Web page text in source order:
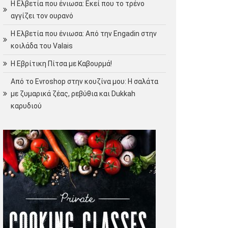
Η Ελβετία που ένιωσα: Εκεί που το τρένο
αγγίζει τον ουρανό
Η Ελβετία που ένιωσα: Από την Engadin στην
κοιλάδα του Valais
Η Εβρίτικη Πίτσα με Καβουρμά!
Από το Evroshop στην κουζίνα μου: Η σαλάτα
με ζυμαρικά ζέας, ρεβύθια και Dukkah
καρυδιού